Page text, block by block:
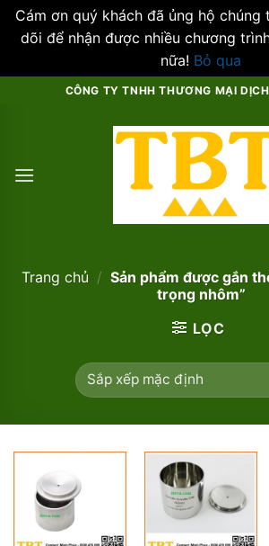
Cám ơn quý khách đã ủng hộ chúng
dõi để nhận được nhiều chương
nữa! Bỏ qua
CÔNG TY TNHH THƯƠNG MẠI
Trang chủ / Sản phẩm được gắn
trọng nhôm”
LỌC